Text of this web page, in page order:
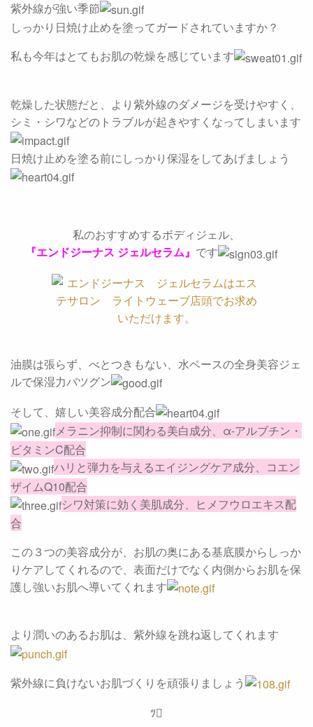
紫外線が強い季節
しっかり日焼け止めを塗ってガードされていますか？
私も今年はとてもお肌の乾燥を感じています
乾燥した状態だと、より紫外線のダメージを受けやすく、
シミ・シワなどのトラブルが起きやすくなってしまいます
日焼け止めを塗る前にしっかり保湿をしてあげましょう
私のおすすめするボディジェル、
『エンドジーナス ジェルセラム』 です
油膜は張らず、べとつきもない、水ベースの全身美容ジェ
ルで保湿力バツグン
そして、嬉しい美容成分配合
メラニン抑制に関わる美白成分、α-アルブチン・
ビタミンC配合
ハリと弾力を与えるエイジングケア成分、コエン
ザイムQ10配合
シワ対策に効く美肌成分、ヒメフウロエキス配
合
この３つの美容成分が、お肌の奥にある基底膜からしっか
りケアしてくれるので、表面だけでなく内側からお肌を保
護し強いお肌へ導いてくれます
より潤いのあるお肌は、紫外線を跳ね返してくれます
紫外線に負けないお肌づくりを頑張りましょう
ﾂ